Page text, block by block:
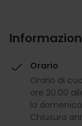
Orario
Orario di
ore 20.00
la
Chiusura